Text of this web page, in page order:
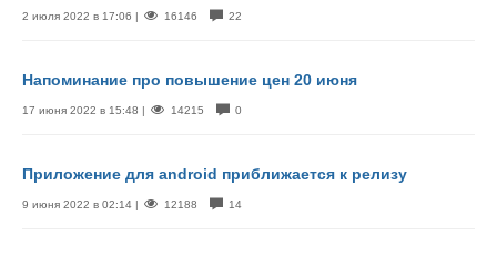
2 июля 2022 в 17:06 | 16146 22
Напоминание про повышение цен 20 июня
17 июня 2022 в 15:48 | 14215 0
Приложение для android приближается к релизу
9 июня 2022 в 02:14 | 12188 14